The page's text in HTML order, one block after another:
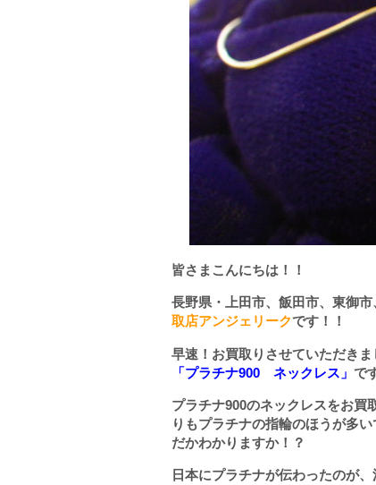
皆さまこんにちは！！
長野県・上田市、飯田市、東御
取店アンジェリークです！！
早速！お買取りさせていただき
「プラチナ900 ネックレス」 で
プラチナ900のネックレスをお
りもプラチナの指輪のほうが多
だかわかりますか！？
日本にプラチナが伝わったのが